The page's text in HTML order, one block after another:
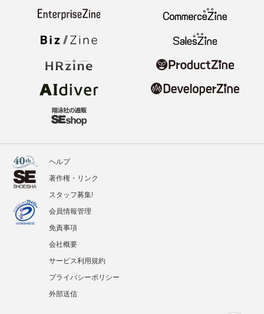
ヘルプ
著作権・リンク
スタッフ募集!
会員情報管理
免責事項
会社概要
サービス利用規約
プライバシーポリシー
外部送信